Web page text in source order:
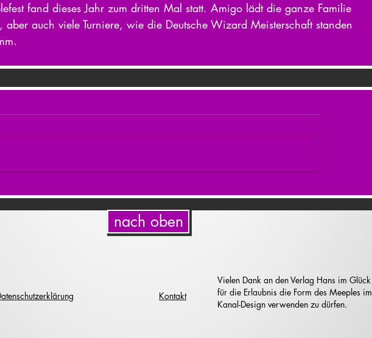
fand dieses Jahr zum dritten Mal statt. Amigo lädt die ganze Familie
aber auch viele Turniere, wie die Deutsche Wizard Meisterschaft standen
nach oben
Kontakt
Vielen Dank an den Verlag Hans im Glück
für die Erlaubnis die Form des Meeples im
Kanal-Design verwenden zu dürfen.